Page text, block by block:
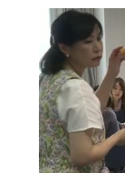
で設定でき
（Gmail
スでも作
※マイペー
録はこちら
※CCNetア
ご視聴い